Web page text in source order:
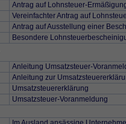
Antrag auf Lohnsteuer-
Vereinfachter Antrag auf
Antrag auf Ausstellung einer
Besondere
Anleitung Umsatzsteuer-
Anleitung zur
Umsatzsteuererklärung
Umsatzsteuer-Voranmeldung